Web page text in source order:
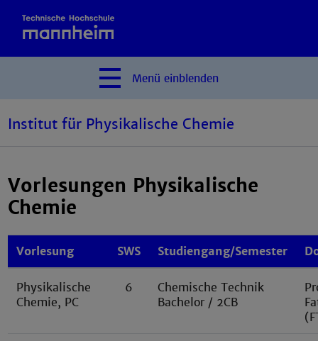
Menü einblenden
Institut für Physikalische Chemie
Vorlesungen Physikalische
Chemie
Vorlesung SWS Studiengang/Semester
Physikalische
Chemie, PC
6
Chemische Technik
Bachelor / 2CB